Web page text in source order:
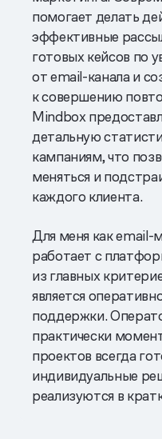
помогает делать
эффективные
готовых кейсов по
от email-канала и
к совершению
Mindbox
детальную
кампаниям, что
меняться и
каждого клиента.
Для меня как email-
работает с
из главных
является
поддержки.
практически
проектов всегда
индивидуальные
реализуются в